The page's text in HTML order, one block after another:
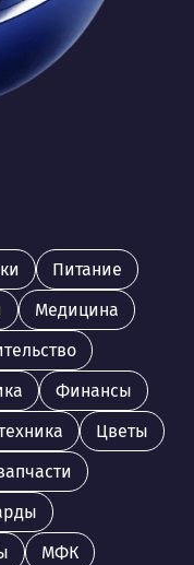
Питание
Медицина
Финансы
Цветы
МФК